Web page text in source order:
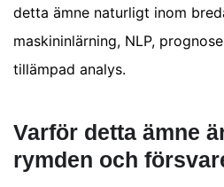
detta ämne naturligt inom
maskininlärning, NLP,
tillämpad analys.
Varför detta ämne
rymden och